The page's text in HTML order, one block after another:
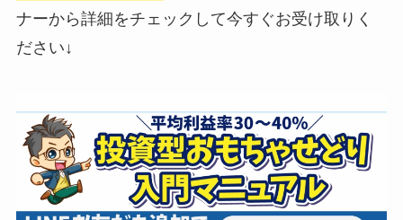
ナーから詳細をチェックして今すぐお受け取りく
ださい↓